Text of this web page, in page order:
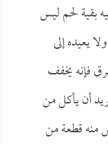
بقية لحم ليس
يعيده إلى
فإنه يخفف
أن يأكل من
منه قطعة من